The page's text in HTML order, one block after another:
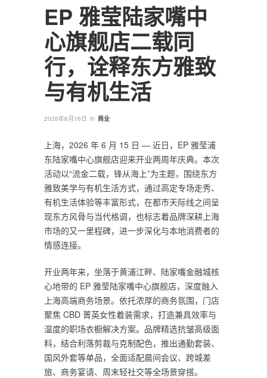
EP 雅莹陆家嘴中
心旗舰店二载同
行，诠释东方雅致
与有机生活
2026年6月16日 in 商业
上海，2026 年 6 月 15 日 — 近日，EP 雅莹浦
东陆家嘴中心旗舰店迎来开业两周年庆典。本次
活动以“流金二载，锋从海上”为主题，围绕东方
雅致美学与有机生活方式，通过高定专场走秀、
有机生活体验等丰富形式，在都市天际线之间呈
现东方风骨与当代格调，也标志着品牌深耕上海
市场的又一里程碑，进一步深化与本地消费者的
情感连接。
开业两年来，坐落于黄浦江畔、陆家嘴金融城核
心地带的 EP 雅莹陆家嘴中心旗舰店，深度融入
上海高端商务场景。依托浓厚的商务氛围，门店
聚焦 CBD 菁英女性着装需求，打造兼具效率与
温度的职场衣橱解决方案。品牌精选抗皱高级面
料，结合利落剪裁与克制配色，推出通勤套装、
国风外套等单品，全面适配晨间会议、跨城差
旅、商务宴请、周末轻社交等全场景穿搭。